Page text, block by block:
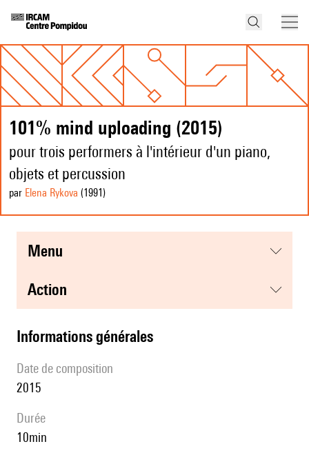
101% mind uploading (2015)
pour trois performers à l'intérieur d'un piano,
objets et percussion
par Elena Rykova (1991 )
menu
action
informations générales
date de composition
2015
durée
10min